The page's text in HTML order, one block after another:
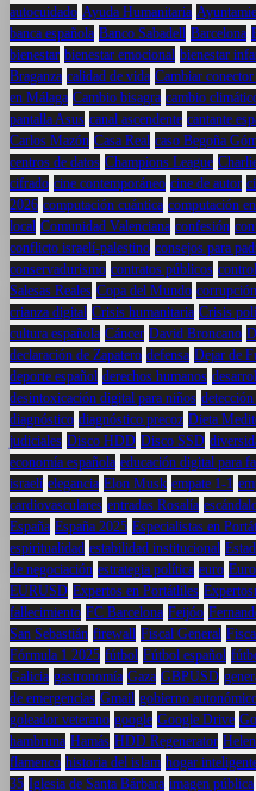
autocuidado Ayuda Humanitaria
banca española Banco Sabadell Barcelona
bienestar bienestar emocional bienestar
Braganza calidad de vida Cambiar
en Málaga Cambio bisagra cambio
pantalla Asus canal ascendente cantante
Carlos Mazón Casa Real caso Begoña
centros de datos Champions League
cifrado cine contemporáneo cine de autor
2026 computación cuántica computación
local Comunidad Valenciana confesión
conflicto israelí-palestino consejos para
conservadurismo contratos públicos
Salesas Reales Copa del Mundo corrupción
crianza digital Crisis humanitaria Crisis
cultura española Cáncer David Broncano
declaración de Zapatero defensa Dejar de
deporte español derechos humanos
desintoxicación digital para niños
diagnóstico diagnóstico precoz Dieta
judiciales Disco HDD Disco SSD
economía española educación digital para
israelí elegancia Elon Musk empate 1-1
cardiovasculares entradas Rosalía
España España 2025 Especialistas en
espiritualidad estabilidad institucional
de negociación estrategia política euro
EURUSD Expertos en Portátliles
fallecimiento FC Barcelona Feijóo
San Sebastián firewall Fiscal General
Fórmula 1 2025 fútbol Fútbol español
Galicia gastronomía Gaza GBPUSD
de emergencias Gmail gobierno
goleador veterano google Google Drive
hambruna Hamás HDD Regenerator
flamenco historia del islam hogar
35 Iglesia de Santa Bárbara imagen pública